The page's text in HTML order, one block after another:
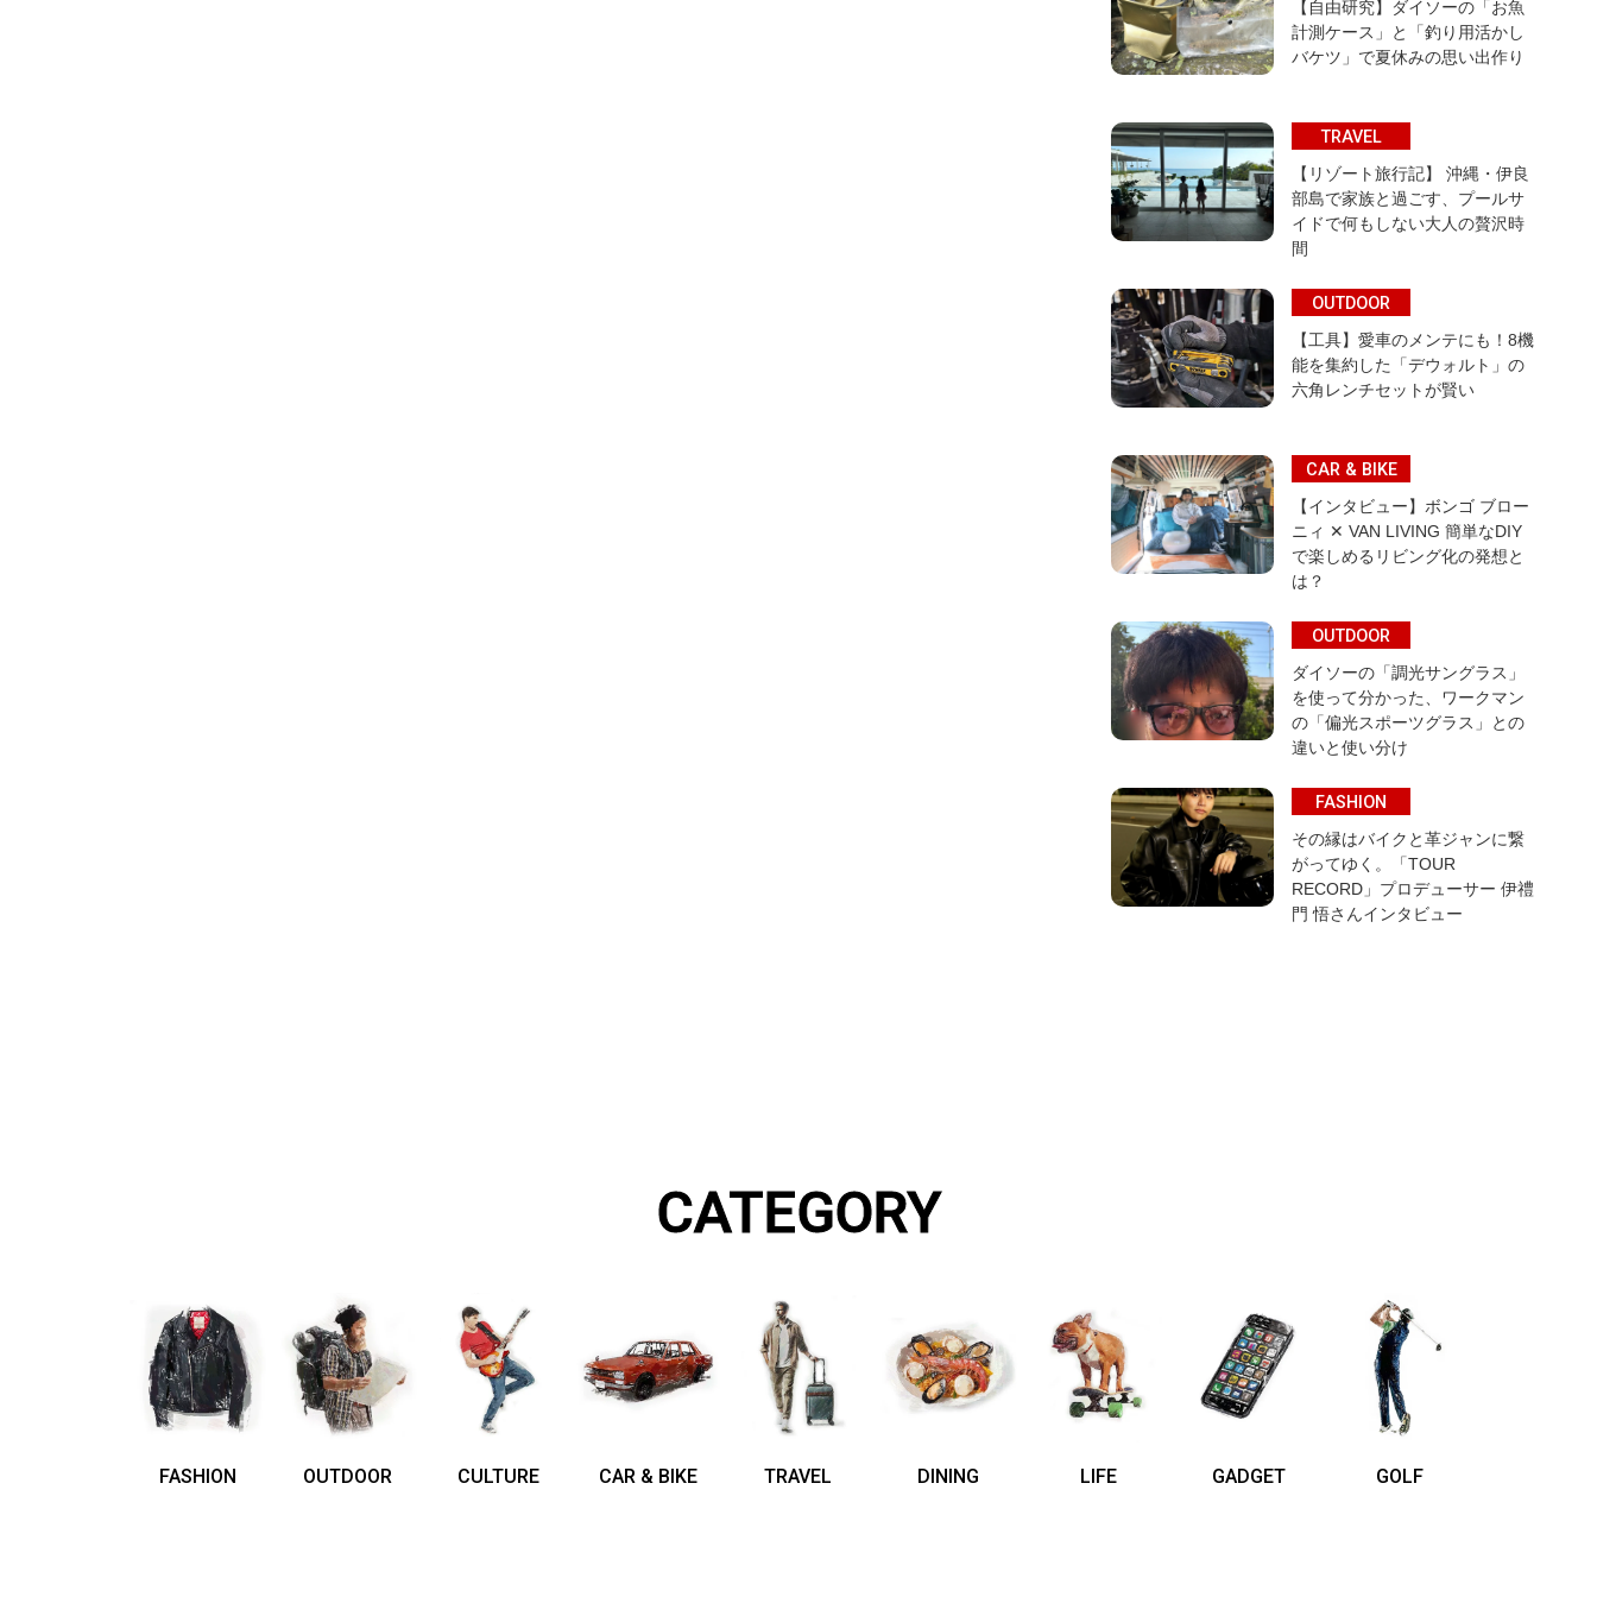
【自由研究】ダイソーの「お魚
計測ケース」と「釣り用活かし
バケツ」で夏休みの思い出作り
TRAVEL
【リゾート旅行記】 沖縄・伊良
部島で家族と過ごす、プールサ
イドで何もしない大人の贅沢時
間
OUTDOOR
【工具】愛車のメンテにも！8機
能を集約した「デウォルト」の
六角レンチセットが賢い
CAR & BIKE
【インタビュー】ボンゴ ブロー
ニィ ✕ VAN LIVING 簡単なDIY
で楽しめるリビング化の発想と
は？
OUTDOOR
ダイソーの「調光サングラス」
を使って分かった、ワークマン
の「偏光スポーツグラス」との
違いと使い分け
FASHION
その縁はバイクと革ジャンに繋
がってゆく。「TOUR
RECORD」プロデューサー 伊禮
門 悟さんインタビュー
CATEGORY
FASHION OUTDOOR CULTURE CAR & BIKE TRAVEL DINING LIFE GADGET GOLF